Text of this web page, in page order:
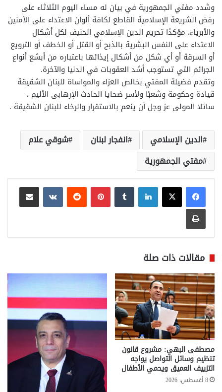
وشدد مفتي الجمهورية في بيان له مساء اليوم الثلاثاء على
رفض الشريعة الإسلامية القاطع لكافة ألوان الاعتداء على الآمنين
والأبرياء، مؤكدًا تحريم الدين الإسلامي الحنيف لكل أشكال
الاعتداء على النفس البشرية بالذبح أو القتل أو الخطف أو الترويع
أو السرقة أو أي شكل من أشكال إيذائها باعتباره من أبشع أنواع
الجرائم التي تستوجب أشد العقوبات في الدنيا والآخرة.
وتقدم فضيلة المفتي بخالص العزاء والمواساة للبنان الشقيقة
قيادة وحكومة وشعبًا ولأسر ضحايا الحادث الإرهابى الأليم ،
سائلا المولى عز وجل أن ينعم بالاستقرار والرخاء للبنان الشقيقة .
الدين الإسلامي انفجار لبنان
شوقي علام
مفتي الجمهورية
لينكدإن بينتيريست
مشاركة عبر البريد
طباعة
مقالات ذات صلة
مصطفى البهي: مشروع قانون
تنظيم وسائل التواصل يواجه
التزييف العميق ويحمي الأطفال
8 أغسطس، 2026